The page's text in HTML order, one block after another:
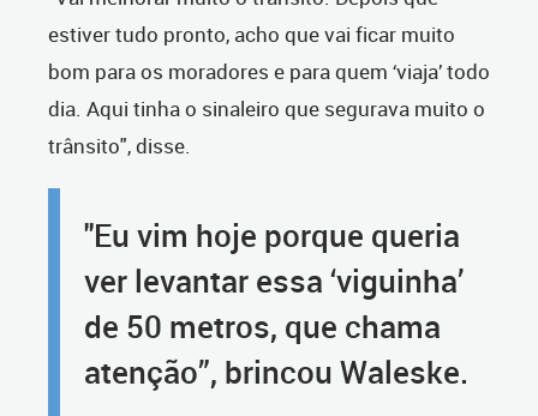
estiver tudo pronto, acho que vai ficar muito
bom para os moradores e para quem ‘viaja’ todo
dia. Aqui tinha o sinaleiro que segurava muito o
trânsito", disse.
"Eu vim hoje porque queria
ver levantar essa ‘viguinha’
de 50 metros, que chama
atenção”, brincou Waleske.